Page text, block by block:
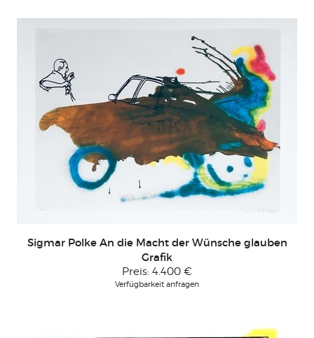
Sigmar Polke An die Macht der Wünsche glauben
Grafik
Preis: 4.400 €
Verfügbarkeit anfragen